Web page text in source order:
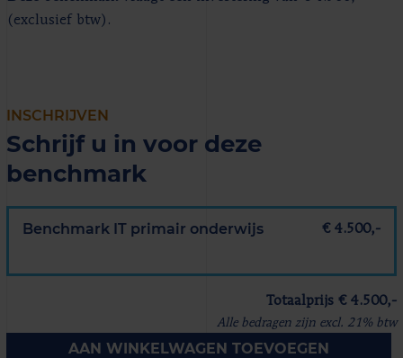
(exclusief btw).
INSCHRIJVEN
Schrijf u in voor deze
benchmark
Benchmark IT primair onderwijs € 4.500,-
Totaalprijs € 4.500,-
Alle bedragen zijn excl. 21% btw
AAN WINKELWAGEN TOEVOEGEN